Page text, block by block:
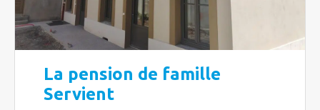
La pension de famille
Servient